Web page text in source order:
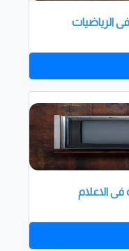
الرياضيات
الاعلام